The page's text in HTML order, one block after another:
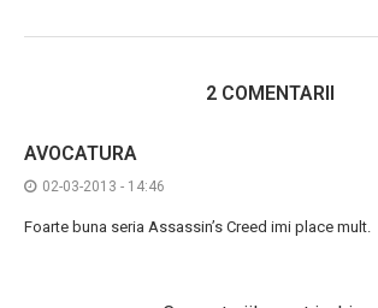
2 COMENTARII
AVOCATURA
02-03-2013 - 14:46
Foarte buna seria Assassin’s Creed imi place mult.